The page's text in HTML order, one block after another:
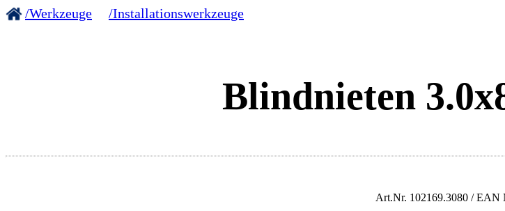
/Werkzeuge /Installationswerkzeuge
Blindnieten
Art.Nr. 102169.3080 / EAN